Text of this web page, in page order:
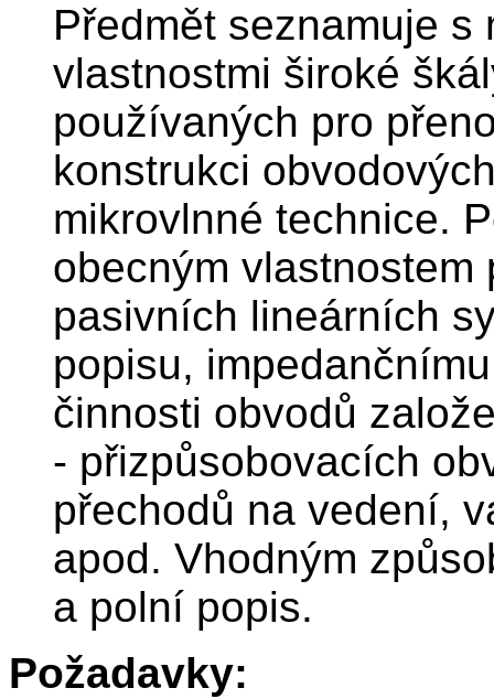
Předmět seznamuje s
vlastnostmi široké
používaných pro
konstrukci
mikrovlnné technice.
obecným
pasivních lineárních
popisu,
činnosti obvodů
- přizpůsobovacích
přechodů na vedení,
apod. Vhodným
a polní popis.
Požadavky: